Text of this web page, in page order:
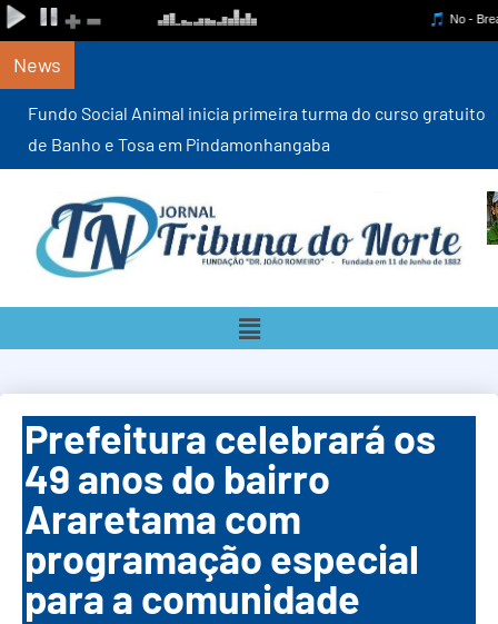
News
Fundo Social Animal inicia primeira turma do curso gratuito
de Banho e Tosa em Pindamonhangaba
Prefeitura celebrará os
49 anos do bairro
Araretama com
programação especial
para a comunidade